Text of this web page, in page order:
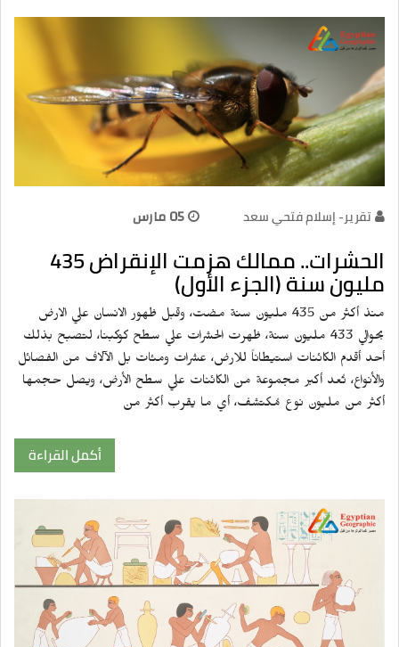
تقرير- إسلام فتحي سعد
الحشرات.. ممالك هزمت الإنقراض 435
مليون سنة (الجزء الأول)
منذ أكثر من 435 مليون سنة مضت، وقبل ظهور الانسان علي الارض
بحوالي 433 مليون سنة، ظهرت الحشرات علي سطح كوكبنا، لتصبح بذلك
أحد أقدم الكائنات استيطاناً للارض، عشرات ومئات بل الآلاف من الفصائل
والأنواع، تُعد أكبر مجموعة من الكائنات علي سطح الأرض، ويصل حجمها
أكثر من مليون نوع مُكتشف، أي ما يقرب أكثر من
أكمل القراءة